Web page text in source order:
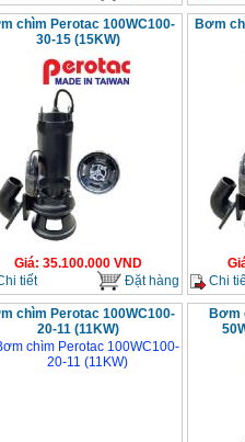
chìm Perotac 100WC100-
30-15 (15KW)
Giá: 35.100.000 VND
tiết
Đặt hàng
Bơm
Chi
chìm Perotac 100WC100-
20-11 (11KW)
Bơm